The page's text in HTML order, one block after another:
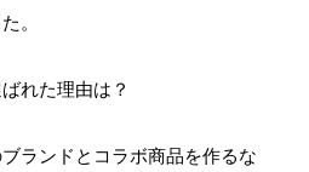
。
れた理由は？
ランドとコラボ商品を作るな